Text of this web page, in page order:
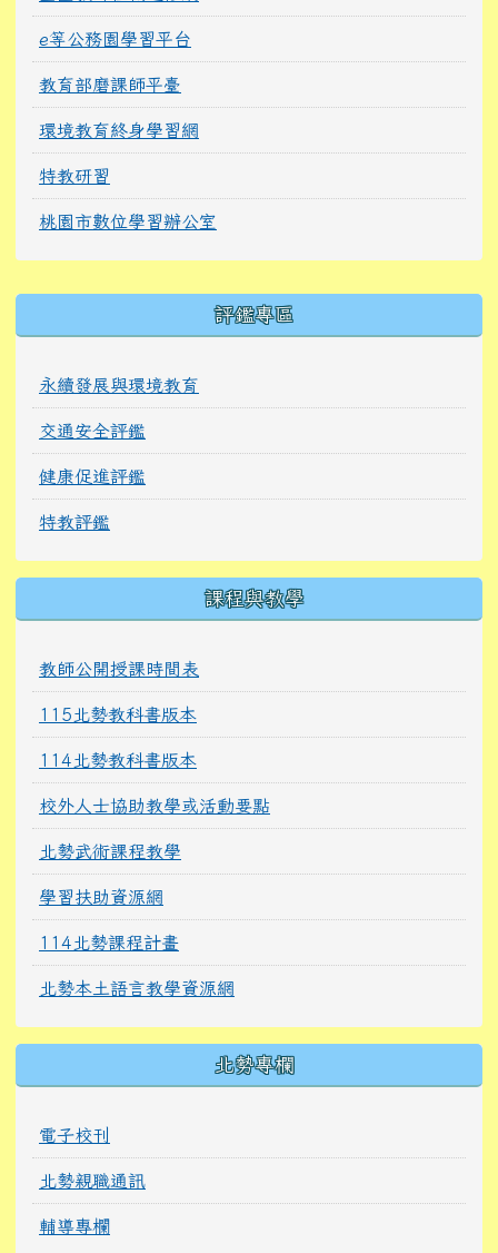
e等公務園學習平台
教育部磨課師平臺
環境教育終身學習網
特教研習
桃園市數位學習辦公室
評鑑專區
永續發展與環境教育
交通安全評鑑
健康促進評鑑
特教評鑑
課程與教學
教師公開授課時間表
115北勢教科書版本
114北勢教科書版本
校外人士協助教學或活動要點
北勢武術課程教學
學習扶助資源網
114北勢課程計畫
北勢本土語言教學資源網
北勢專欄
電子校刊
北勢親職通訊
輔導專欄